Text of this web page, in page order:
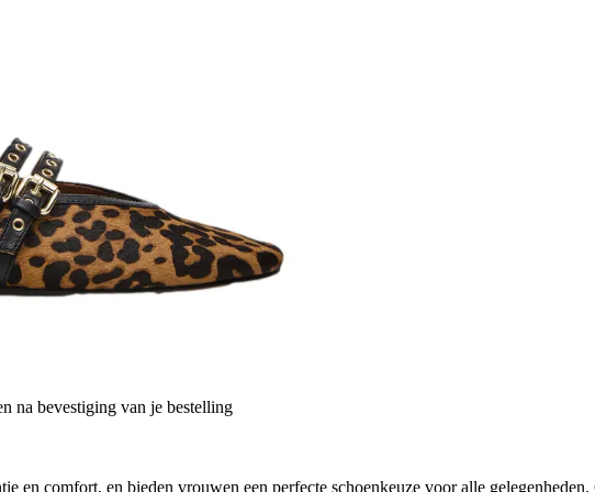
na bevestiging van je bestelling
en comfort, en bieden vrouwen een perfecte schoenkeuze voor alle